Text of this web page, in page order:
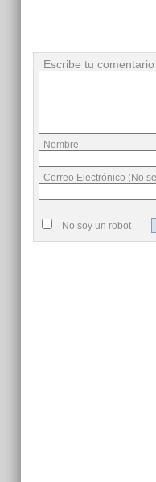
Escribe tu comentario
Nombre
Correo Electrónico (No
No soy un robot